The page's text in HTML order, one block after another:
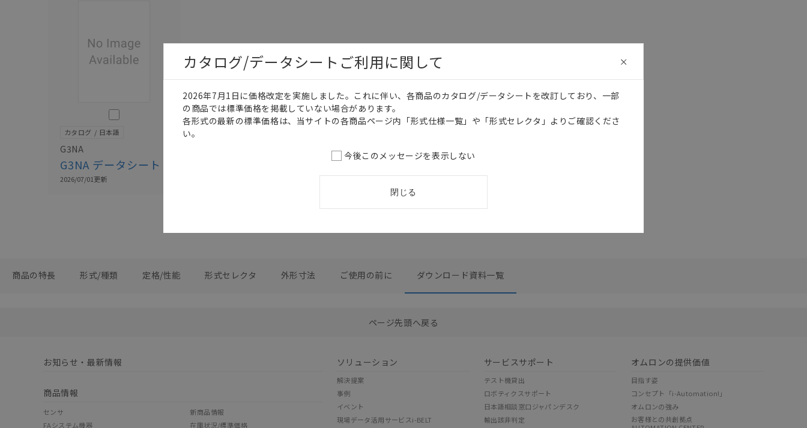
このカタログを選択
カタログ 日本語
G3NA
G3NA データシート
2026/07/01更新
0 選択したファイルを一括ダウンロード
商品の特長 形式/種類 定格/性能 形式セレクタ 外形寸法 ご使用の前に ダウンロード資料一覧
ページ先頭へ戻る
お知らせ・最新情報
商品情報
センサ
FAシステム機器
新商品情報
在庫状況/標準価格
ソリューション
解決提案
事例
イベント
現場データ活用サービスi-BELT
サービスサポート
テスト機貸出
ロボティクスサポート
日本語相談窓口ジャパンデスク
輸出該非判定
オムロンの提供価値
目指す姿
コンセプト「i-Automation!」
オムロンの強み
お客様との共創拠点
カタログ/データシートご利用に関して
2026年7月1日に価格改定を実施しました。これに伴い、各商品のカタログ/データシートを改訂しており、一部
の商品では標準価格を掲載していない場合があります。
各形式の最新の標準価格は、当サイトの各商品ページ内「形式仕様一覧」や「形式セレクタ」よりご確認くださ
い。
今後このメッセージを表示しない
閉じる